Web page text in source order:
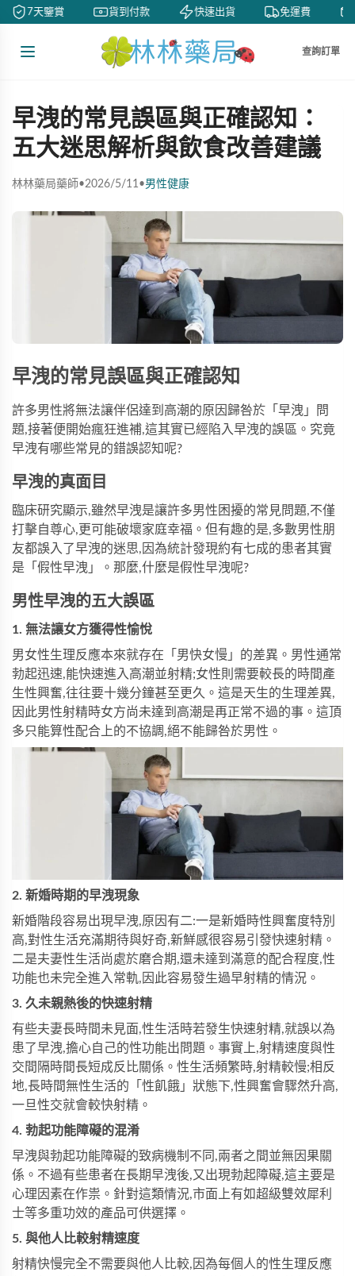
7天鑒賞 貨到付款 快速出貨 免運費
查詢訂單
早洩的常見誤區與正確認知：
五大迷思解析與飲食改善建議
林林藥局藥師•2026/5/11•男性健康
早洩的常見誤區與正確認知
許多男性將無法讓伴侶達到高潮的原因歸咎於「早洩」問
題,接著便開始瘋狂進補,這其實已經陷入早洩的誤區。究竟
早洩有哪些常見的錯誤認知呢?
早洩的真面目
臨床研究顯示,雖然早洩是讓許多男性困擾的常見問題,不僅
打擊自尊心,更可能破壞家庭幸福。但有趣的是,多數男性朋
友都誤入了早洩的迷思,因為統計發現約有七成的患者其實
是「假性早洩」。那麼,什麼是假性早洩呢?
男性早洩的五大誤區
1. 無法讓女方獲得性愉悅
男女性生理反應本來就存在「男快女慢」的差異。男性通常
勃起迅速,能快速進入高潮並射精;女性則需要較長的時間產
生性興奮,往往要十幾分鐘甚至更久。這是天生的生理差異,
因此男性射精時女方尚未達到高潮是再正常不過的事。這頂
多只能算性配合上的不協調,絕不能歸咎於男性。
2. 新婚時期的早洩現象
新婚階段容易出現早洩,原因有二:一是新婚時性興奮度特別
高,對性生活充滿期待與好奇,新鮮感很容易引發快速射精。
二是夫妻性生活尚處於磨合期,還未達到滿意的配合程度,性
功能也未完全進入常軌,因此容易發生過早射精的情況。
3. 久未親熱後的快速射精
有些夫妻長時間未見面,性生活時若發生快速射精,就誤以為
患了早洩,擔心自己的性功能出問題。事實上,射精速度與性
交間隔時間長短成反比關係。性生活頻繁時,射精較慢;相反
地,長時間無性生活的「性飢餓」狀態下,性興奮會驟然升高,
一旦性交就會較快射精。
4. 勃起功能障礙的混淆
早洩與勃起功能障礙的致病機制不同,兩者之間並無因果關
係。不過有些患者在長期早洩後,又出現勃起障礙,這主要是
心理因素在作祟。針對這類情況,市面上有如超級雙效犀利
士等多重功效的產品可供選擇。
5. 與他人比較射精速度
射精快慢完全不需要與他人比較,因為每個人的性生理反應